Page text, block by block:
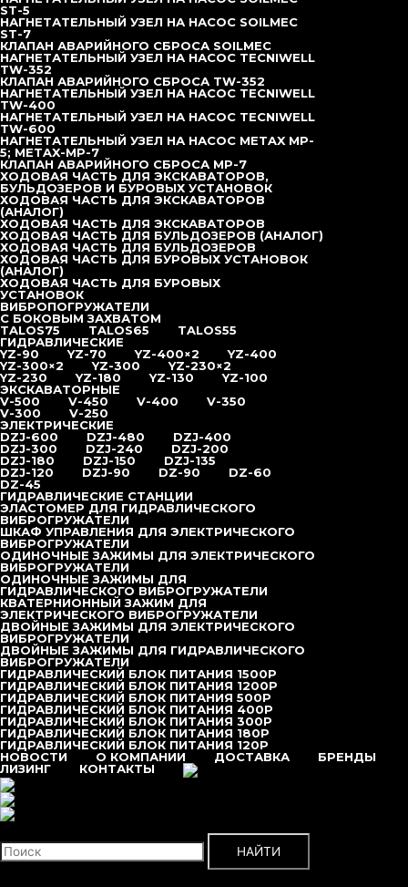
ST-5
НАГНЕТАТЕЛЬНЫЙ УЗЕЛ НА НАСОС SOILMEC
ST-7
КЛАПАН АВАРИЙНОГО СБРОСА SOILMEC
НАГНЕТАТЕЛЬНЫЙ УЗЕЛ НА НАСОС TECNIWELL
TW-352
КЛАПАН АВАРИЙНОГО СБРОСА TW-352
НАГНЕТАТЕЛЬНЫЙ УЗЕЛ НА НАСОС TECNIWELL
TW-400
НАГНЕТАТЕЛЬНЫЙ УЗЕЛ НА НАСОС TECNIWELL
TW-600
НАГНЕТАТЕЛЬНЫЙ УЗЕЛ НА НАСОС METAX MP-
5; METAX-MP-7
КЛАПАН АВАРИЙНОГО СБРОСА MP-7
ХОДОВАЯ ЧАСТЬ ДЛЯ ЭКСКАВАТОРОВ,
БУЛЬДОЗЕРОВ И БУРОВЫХ УСТАНОВОК
ХОДОВАЯ ЧАСТЬ ДЛЯ ЭКСКАВАТОРОВ
(АНАЛОГ)
ХОДОВАЯ ЧАСТЬ ДЛЯ ЭКСКАВАТОРОВ
ХОДОВАЯ ЧАСТЬ ДЛЯ БУЛЬДОЗЕРОВ (АНАЛОГ)
ХОДОВАЯ ЧАСТЬ ДЛЯ БУЛЬДОЗЕРОВ
ХОДОВАЯ ЧАСТЬ ДЛЯ БУРОВЫХ УСТАНОВОК
(АНАЛОГ)
ХОДОВАЯ ЧАСТЬ ДЛЯ БУРОВЫХ
УСТАНОВОК
ВИБРОПОГРУЖАТЕЛИ
С БОКОВЫМ ЗАХВАТОМ
TALOS75
TALOS65
TALOS55
ГИДРАВЛИЧЕСКИЕ
YZ-90
YZ-70 YZ-400×2
YZ-400
YZ-300×2
YZ-300
YZ-230×2
YZ-230
YZ-180 YZ-130
YZ-100
ЭКСКАВАТОРНЫЕ
V-500
V-450 V-400
V-350
V-300
V-250
ЭЛЕКТРИЧЕСКИЕ
DZJ-600
DZJ-480
DZJ-400
DZJ-300
DZJ-240
DZJ-200
DZJ-180
DZJ-150
DZJ-135
DZJ-120
DZJ-90 DZ-90
DZ-60
DZ-45
ГИДРАВЛИЧЕСКИЕ СТАНЦИИ
ЭЛАСТОМЕР ДЛЯ ГИДРАВЛИЧЕСКОГО
ВИБРОГРУЖАТЕЛИ
ШКАФ УПРАВЛЕНИЯ ДЛЯ ЭЛЕКТРИЧЕСКОГО
ВИБРОГРУЖАТЕЛИ
ОДИНОЧНЫЕ ЗАЖИМЫ ДЛЯ ЭЛЕКТРИЧЕСКОГО
ВИБРОГРУЖАТЕЛИ
ОДИНОЧНЫЕ ЗАЖИМЫ ДЛЯ
ГИДРАВЛИЧЕСКОГО ВИБРОГРУЖАТЕЛИ
КВАТЕРНИОННЫЙ ЗАЖИМ ДЛЯ
ЭЛЕКТРИЧЕСКОГО ВИБРОГРУЖАТЕЛИ
ДВОЙНЫЕ ЗАЖИМЫ ДЛЯ ЭЛЕКТРИЧЕСКОГО
ВИБРОГРУЖАТЕЛИ
ДВОЙНЫЕ ЗАЖИМЫ ДЛЯ ГИДРАВЛИЧЕСКОГО
ВИБРОГРУЖАТЕЛИ
ГИДРАВЛИЧЕСКИЙ БЛОК ПИТАНИЯ 1500P
ГИДРАВЛИЧЕСКИЙ БЛОК ПИТАНИЯ 1200P
ГИДРАВЛИЧЕСКИЙ БЛОК ПИТАНИЯ 500P
ГИДРАВЛИЧЕСКИЙ БЛОК ПИТАНИЯ 400P
ГИДРАВЛИЧЕСКИЙ БЛОК ПИТАНИЯ 300P
ГИДРАВЛИЧЕСКИЙ БЛОК ПИТАНИЯ 180P
ГИДРАВЛИЧЕСКИЙ БЛОК ПИТАНИЯ 120P
НОВОСТИ
О КОМПАНИИ ДОСТАВКА
БРЕНДЫ
ЛИЗИНГ
КОНТАКТЫ
НАЙТИ
Штанга буровая НКР 63,5×1050
Штанга буровая НКР 63,5×1250
Штанга буровая СБУ-89х95
Штанга буровая СБУ-89х1170
Штанга буровая СБУ-89х1840
Штанга буровая СБУ-89х2000
Штанга буровая Ø 76 мм, резьба API 2 3/8″ Reg (З-66)
Штанга буровая Ø 89 мм, резьба API 2 3/8″ Reg (З-66)
Штанга буровая Ø 102 мм, резьба API 2 3/8″ или 2 7/8″
Reg
Штанга буровая Ø 114 мм, резьба API 3 1/2″ Reg (З-88)
Штанга буровая Ø 127 мм, резьба API 3 1/2″ Reg (З-88)
Запчасти к насосам высокого давления
Клапан аварийного сброса MP-7
Нагнетательный узел на насос Metax MP-5; Metax-MP-7
Нагнетательный узел на насос Tecniwell TW-600
Нагнетательный узел на насос Tecniwell TW-400
Клапан аварийного сброса TW-352
Нагнетательный узел на насос Tecniwell TW-352
Клапан аварийного сброса Soilmec
Нагнетательный узел на насос Soilmec St-7
Нагнетательный узел на насос Soilmec St-5
Нагнетательный узел на насос Geo Astra
Втулка бронзовая
Уплотнения для насосов высокого давления
Плунжера
Ходовая часть для экскаваторов, бульдозеров и
буровых установок
Ходовая часть для экскаваторов (аналог)
Ходовая часть для экскаваторов
Ходовая часть для бульдозеров (аналог)
Ходовая часть для бульдозеров
Ходовая часть для буровых установок (аналог)
Ходовая часть для буровых установок
Вибропогружатели
С боковым захватом
TALOS55
TALOS65
TALOS75
Гидравлические
YZ-100
YZ-130
YZ-180
YZ-230
YZ-230×2
YZ-300
YZ-300×2
YZ-400
YZ-400×2
YZ-70
YZ-90
Экскаваторные
V-250
V-300
V-350
V-400
V-450
V-500
Электрические
DZ-45
DZ-60
DZ-90
DZJ-90
DZJ-120
DZJ-135
DZJ-150
DZJ-480
DZJ-600